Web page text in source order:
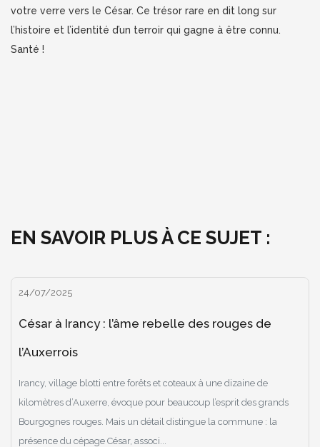
votre verre vers le César. Ce trésor rare en dit long sur
l’histoire et l’identité d’un terroir qui gagne à être connu.
Santé !
EN SAVOIR PLUS À CE SUJET :
24/07/2025
César à Irancy : l’âme rebelle des rouges de
l’Auxerrois
Irancy, village blotti entre forêts et coteaux à une dizaine de
kilomètres d’Auxerre, évoque pour beaucoup l’esprit des grands
Bourgognes rouges. Mais un détail distingue la commune : la
présence du cépage César, associ...